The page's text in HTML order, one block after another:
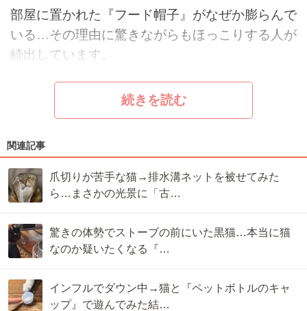
部屋に置かれた『フード帽子』がなぜか膨らんで
いる…その理由に驚きながらもほっこりする人が
続出しています。
続きを読む
関連記事
爪切りが苦手な猫→排水溝ネットを被せてみた
ら…まさかの光景に「古…
驚きの体勢でストーブの前にいた黒猫…本当に猫
なのか疑いたくなる『…
インフルでダウン中→猫と『ペットボトルのキャ
ップ』で遊んでみた結…